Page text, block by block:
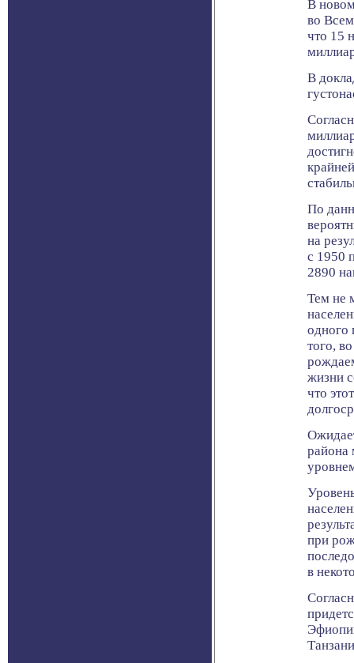
В
во
что 15
В
По
на
с 1950
2890
Тем не
одного
того,
жизни
что
района
при
в